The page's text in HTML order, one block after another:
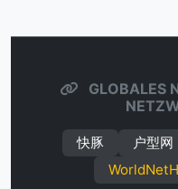
GLOBALES
快豚 户型网